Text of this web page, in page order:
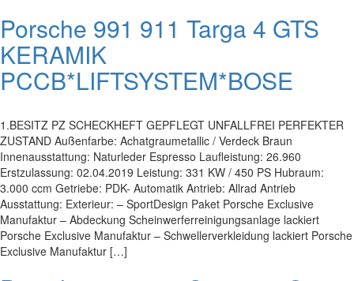
Porsche 991 911 Targa 4 GTS
KERAMIK
PCCB*LIFTSYSTEM*BOSE
1.BESITZ PZ SCHECKHEFT GEPFLEGT UNFALLFREI PERFEKTER
ZUSTAND Außenfarbe: Achatgraumetallic / Verdeck Braun
Innenausstattung: Naturleder Espresso Laufleistung: 26.960
Erstzulassung: 02.04.2019 Leistung: 331 KW / 450 PS Hubraum:
3.000 ccm Getriebe: PDK- Automatik Antrieb: Allrad Antrieb
Ausstattung: Exterieur: – SportDesign Paket Porsche Exclusive
Manufaktur – Abdeckung Scheinwerferreinigungsanlage lackiert
Porsche Exclusive Manufaktur – Schwellerverkleidung lackiert Porsche
Exclusive Manufaktur […]